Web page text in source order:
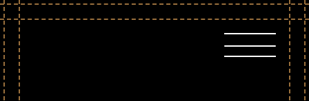
Skip
to
content